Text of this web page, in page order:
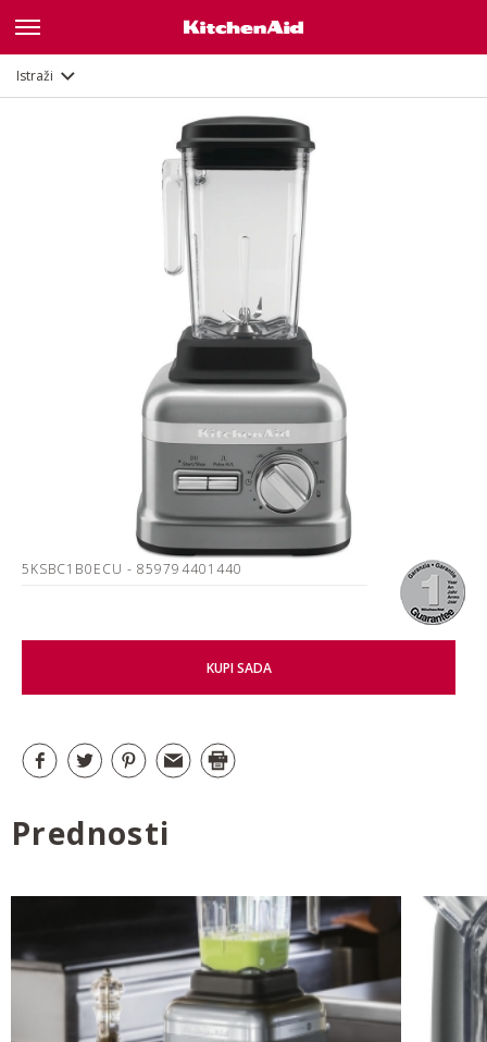
Istraži
5KSBC1B0ECU - 859794401440
KUPI SADA
Prednosti